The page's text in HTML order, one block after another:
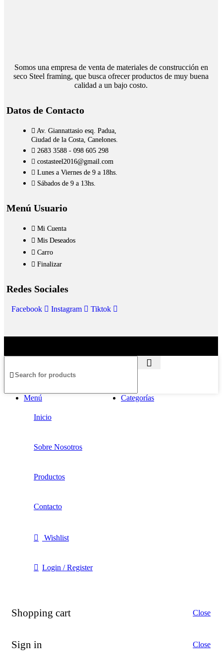
Somos una empresa de venta de materiales de construcción en
seco Steel framing, que busca ofrecer productos de muy buena
calidad a un bajo costo.
Datos de Contacto
Av. Giannattasio esq. Padua,
Ciudad de la Costa, Canelones.
2683 3588 - 098 605 298
costasteel2016@gmail.com
Lunes a Viernes de 9 a 18hs.
Sábados de 9 a 13hs.
Menú Usuario
Mi Cuenta
Mis Deseados
Carro
Finalizar
Redes Sociales
Facebook Instagram Tiktok
Menú Categorías
Inicio
Sobre Nosotros
Productos
Contacto
Wishlist
Login / Register
Shopping cart Close
Sign in Close